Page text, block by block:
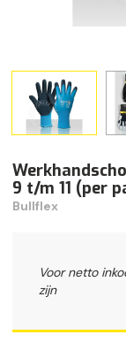
9 t/m 11 (per
Bullflex
Voor netto
zijn